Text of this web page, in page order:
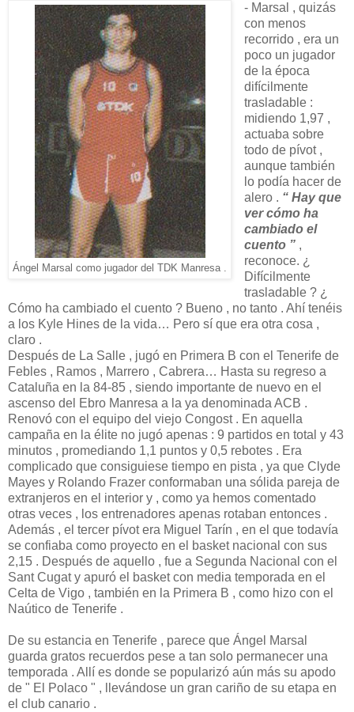
Ángel Marsal como jugador del TDK Manresa .
- Marsal , quizás
con menos
recorrido , era un
poco un jugador
de la época
difícilmente
trasladable :
midiendo 1,97 ,
actuaba sobre
todo de pívot ,
aunque también
lo podía hacer de
alero . “ Hay que
ver cómo ha
cambiado el
cuento ”,
reconoce. ¿
Difícilmente
trasladable ? ¿
Cómo ha cambiado el cuento ? Bueno , no tanto . Ahí tenéis
a los Kyle Hines de la vida… Pero sí que era otra cosa ,
claro .
Después de La Salle , jugó en Primera B con el Tenerife de
Febles , Ramos , Marrero , Cabrera… Hasta su regreso a
Cataluña en la 84-85 , siendo importante de nuevo en el
ascenso del Ebro Manresa a la ya denominada ACB .
Renovó con el equipo del viejo Congost . En aquella
campaña en la élite no jugó apenas : 9 partidos en total y 43
minutos , promediando 1,1 puntos y 0,5 rebotes . Era
complicado que consiguiese tiempo en pista , ya que Clyde
Mayes y Rolando Frazer conformaban una sólida pareja de
extranjeros en el interior y , como ya hemos comentado
otras veces , los entrenadores apenas rotaban entonces .
Además , el tercer pívot era Miguel Tarín , en el que todavía
se confiaba como proyecto en el basket nacional con sus
2,15 . Después de aquello , fue a Segunda Nacional con el
Sant Cugat y apuró el basket con media temporada en el
Celta de Vigo , también en la Primera B , como hizo con el
Naútico de Tenerife .
De su estancia en Tenerife , parece que Ángel Marsal
guarda gratos recuerdos pese a tan solo permanecer una
temporada . Allí es donde se popularizó aún más su apodo
de " El Polaco " , llevándose un gran cariño de su etapa en
el club canario .